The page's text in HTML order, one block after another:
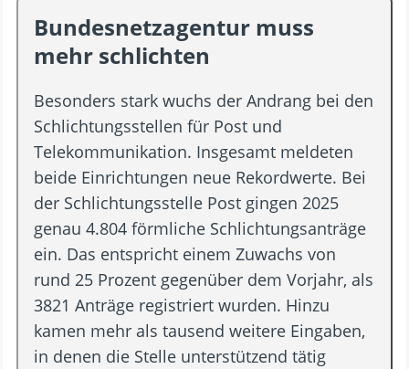
Bundesnetzagentur muss
mehr schlichten
Besonders stark wuchs der Andrang bei den
Schlichtungsstellen für Post und
Telekommunikation. Insgesamt meldeten
beide Einrichtungen neue Rekordwerte. Bei
der Schlichtungsstelle Post gingen 2025
genau 4.804 förmliche Schlichtungsanträge
ein. Das entspricht einem Zuwachs von
rund 25 Prozent gegenüber dem Vorjahr, als
3821 Anträge registriert wurden. Hinzu
kamen mehr als tausend weitere Eingaben,
in denen die Stelle unterstützend tätig